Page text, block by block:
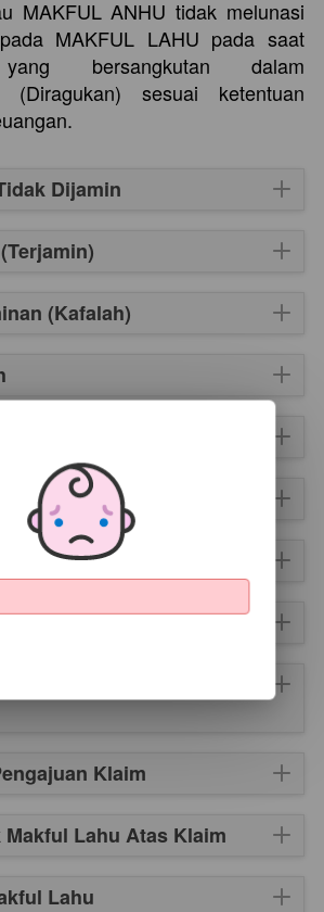
MAKFUL ANHU tidak melunasi
MAKFUL LAHU pada saat
yang bersangkutan dalam
(Diragukan) sesuai ketentuan
Dijamin
(Kafalah)
Awal
Penjaminan Kafalah
Untuk Mengajukan
Klaim
Makful Lahu Atas Klaim
Lahu